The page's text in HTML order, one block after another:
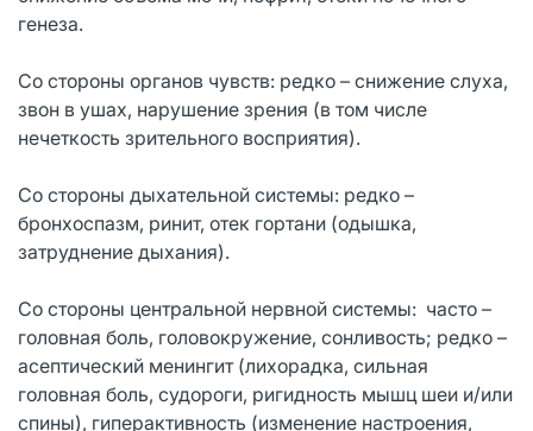
генеза.
Со стороны органов чувств: редко – снижение слуха,
звон в ушах, нарушение зрения (в том числе
нечеткость зрительного восприятия).
Со стороны дыхательной системы: редко –
бронхоспазм, ринит, отек гортани (одышка,
затруднение дыхания).
Со стороны центральной нервной системы: часто –
головная боль, головокружение, сонливость; редко –
асептический менингит (лихорадка, сильная
головная боль, судороги, ригидность мышц шеи и/или
спины), гиперактивность (изменение настроения,